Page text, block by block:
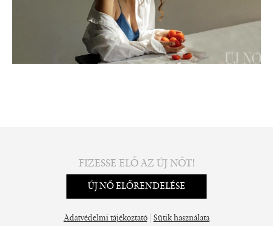
FIZESSE ELŐ AZ ÚJ NŐT!
ÚJ NŐ ELŐRENDELÉSE
Adatvédelmi tájékoztató| Sütik használata